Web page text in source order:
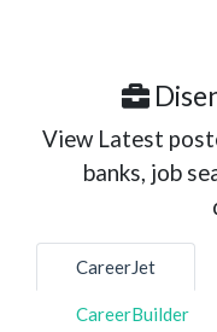
View Latest
banks, job
CareerJet
CareerBuilder